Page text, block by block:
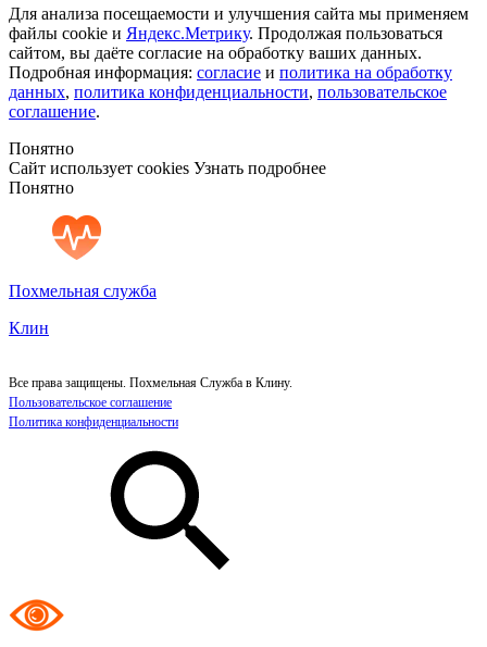
Для анализа посещаемости и улучшения сайта мы применяем
файлы cookie и Яндекс.Метрику. Продолжая пользоваться
сайтом, вы даёте согласие на обработку ваших данных.
Подробная информация: согласие и политика на обработку
данных, политика конфиденциальности, пользовательское
соглашение.
Понятно
Сайт использует cookies Узнать подробнее
Понятно
Похмельная служба
Клин
Все права защищены. Похмельная Служба в Клину.
Пользовательское соглашение
Политика конфиденциальности